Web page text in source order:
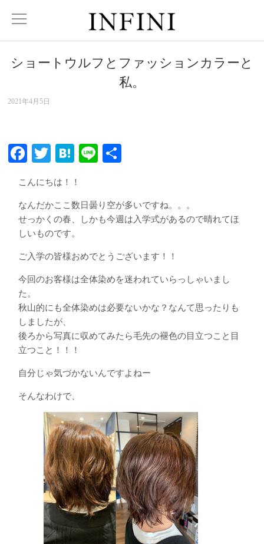
ショートウルフとファッションカラーと
私。
2021年4月5日
Facebook
TwitterHatena
Line
こんにちは！！
なんだかここ数日曇り空が多いですね。。。
せっかくの春、しかも今週は入学式があるので晴れてほ
しいものです。
ご入学の皆様おめでとうございます！！
今回のお客様は全体染めを迷われていらっしゃいまし
た。
秋山的にも全体染めは必要ないかな？なんて思ったりも
しましたが、
後ろから写真に収めてみたら毛先の褪色の目立つこと目
立つこと！！！
自分じゃ気づかないんですよねー
そんなわけで、